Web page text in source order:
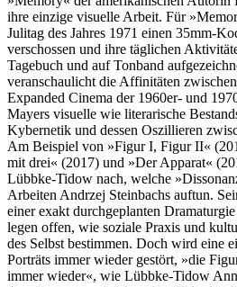
ihre einzige visuelle Arbeit. Für
Julitag des Jahres 1971 einen 35mm-
verschossen und ihre täglichen
Tagebuch und auf Tonband
veranschaulicht die Affinitäten
Expanded Cinema der 1960er- und
Mayers visuelle wie literarische
Kybernetik und dessen Oszillieren
Am Beispiel von »Figur I, Figur II«
mit drei« (2017) und »Der Apparat«
Lübbke-Tidow nach, welche
Arbeiten Andrzej Steinbachs auftun.
einer exakt durchgeplanten
legen offen, wie soziale Praxis und
des Selbst bestimmen. Doch wird eine
Porträts immer wieder gestört, »die
immer wieder«, wie Lübbke-Tidow